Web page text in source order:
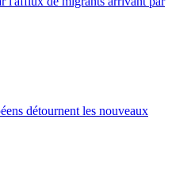
détournent les nouveaux